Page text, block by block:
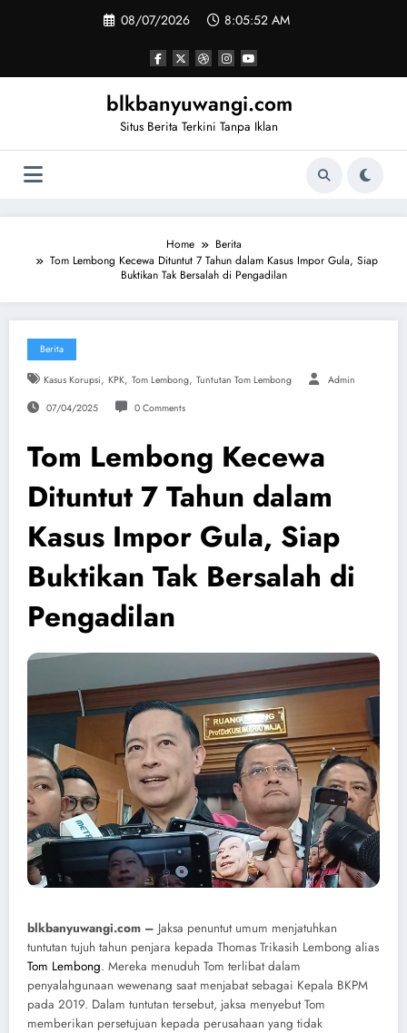
08/07/2026 8:05:53 AM
blkbanyuwangi.com
Situs Berita Terkini Tanpa Iklan
Home
Berita
Tom Lembong Kecewa Dituntut 7 Tahun dalam Kasus Impor Gula, Siap
Buktikan Tak Bersalah di Pengadilan
Berita
Kasus Korupsi, KPK, Tom Lembong, Tuntutan Tom Lembong Admin
07/04/2025 0 Comments
Tom Lembong Kecewa
Dituntut 7 Tahun dalam
Kasus Impor Gula, Siap
Buktikan Tak Bersalah di
Pengadilan
blkbanyuwangi.com – Jaksa penuntut umum menjatuhkan
tuntutan tujuh tahun penjara kepada Thomas Trikasih Lembong alias
Tom Lembong. Mereka menuduh Tom terlibat dalam
penyalahgunaan wewenang saat menjabat sebagai Kepala BKPM
pada 2019. Dalam tuntutan tersebut, jaksa menyebut Tom
memberikan persetujuan kepada perusahaan yang tidak